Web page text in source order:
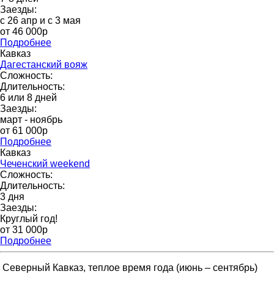
Заезды:
с 26 апр и с 3 мая
от 46 000р
Подробнее
Кавказ
Дагестанский вояж
Сложность:
Длительность:
6 или 8 дней
Заезды:
март - ноябрь
от 61 000p
Подробнее
Кавказ
Чеченский weekend
Сложность:
Длительность:
3 дня
Заезды:
Круглый год!
от 31 000p
Подробнее
Северный Кавказ, теплое время года (июнь – сентябрь)